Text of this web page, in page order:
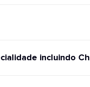
incluindo